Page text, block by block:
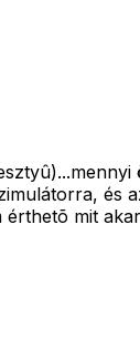
és
mit